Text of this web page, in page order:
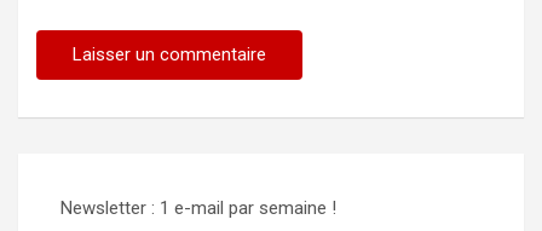
Newsletter : 1 e-mail par semaine !